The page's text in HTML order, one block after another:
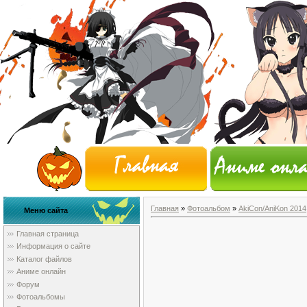
Меню сайта
Главная страница
Информация о сайте
Каталог файлов
Аниме онлайн
Форум
Фотоальбомы
Главная » Фотоальбом » AkiCon/AniKon 2014